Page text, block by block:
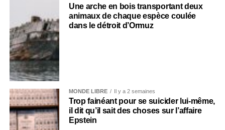
Une arche en bois transportant deux
animaux de chaque espèce coulée
dans le détroit d’Ormuz
MONDE LIBRE Il y a 2 semaines
Trop fainéant pour se suicider lui-même,
il dit qu’il sait des choses sur l’affaire
Epstein